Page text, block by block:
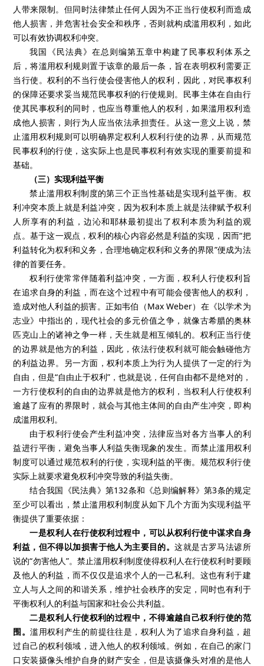
人带来限制。但同时法律禁止任何人因为不正当行使权利而造成
他人损害，并危害社会安全和秩序，否则就构成滥用权利，如此
可以有效协调权利冲突。
我国《民法典》在总则编第五章中构建了民事权利体系之
后，将滥用权利规则置于该章的最后一条，旨在表明权利需要正
当行使。权利的不当行使会侵害他人的权利，因此，对民事权利
的保障还要求妥当规范民事权利的行使规则。民事主体在自由行
使其民事权利的同时，也应当尊重他人的权利，如果滥用权利造
成他人损害，则行为人应当依法承担责任。从这一意义上说，禁
止滥用权利规则可以明确界定权利人权利行使的边界，从而规范
民事权利的行使，这实际上也是民事权利有效实现的重要前提和
基础。
（三）实现利益平衡
禁止滥用权利制度的第三个正当性基础是实现利益平衡。权
利冲突本质上就是利益冲突，因为权利本质上就是法律赋予权利
人所享有的利益，边沁和耶林最初提出了权利本质为利益的观
点。基于这一观点，权利的核心内容必然是利益的实现，因而“把
利益转化为权利和义务，合理地确定权利和义务的界限”便成为法
律的首要任务。
权利行使常常伴随着利益冲突，一方面，权利人行使权利旨
在追求自身的利益，而在这个过程中有可能会侵害他人的权利，
造成对他人利益的损害。正如韦伯（Max Weber）在《以学术为
志业》中指出的，现代社会的多元价值之争，就像古希腊的奥林
匹克山上的诸神之争一样，天生就是相互倾轧的。权利正当行使
的边界就是他方的利益，因此，依法行使权利就可能会触碰他方
的利益边界。另一方面，权利本质上为行为人提供了一定的行为
自由，但是“自由止于权利”，也就是说，任何自由都不是绝对的，
一方行使权利的自由的边界就是他方的权利，当权利人行使权利
逾越了应有的界限时，就会与其他主体间的自由产生冲突，即构
成滥用权利。
由于权利行使会产生利益冲突，法律应当对各方当事人的利
益进行平衡，避免当事人利益失衡现象的发生。而禁止滥用权利
制度可以通过规范权利的行使，实现利益的平衡。规范权利行使
实际上就要求避免权利冲突导致的利益失衡。
结合我国《民法典》第132条和《总则编解释》第3条的规定
至少可以看出，禁止滥用权利制度从如下几个方面为实现利益平
衡提供了重要依据：
一是权利人在行使权利过程中，可以从权利行使中谋求自身
利益，但不得以加损害于他人为主要目的。这就是古罗马法谚所
说的“勿害他人”。禁止滥用权利制度使得权利人在行使权利时要顾
及他人的利益，而不仅仅是追求个人的一己私利。这也有利于建
立人与人之间的和谐关系，维护社会秩序的安定，同时也有利于
平衡权利人的利益与国家和社会公共利益。
二是权利人行使权利的过程中，不得逾越自己权利行使的范
围。滥用权利产生的前提往往是，权利人为了追求自身利益，超
过自己的权利领域，进入他人的权利领域。例如，在自己的家门
口安装摄像头维护自身的财产安全，但是该摄像头对准的是他人